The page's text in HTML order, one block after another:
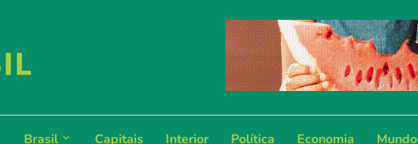
Brasil Capitais Interior Política Economia Mundo